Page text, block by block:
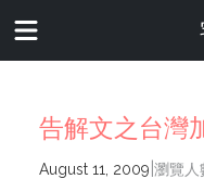
告解文之台灣
August 11, 2009 瀏覽人